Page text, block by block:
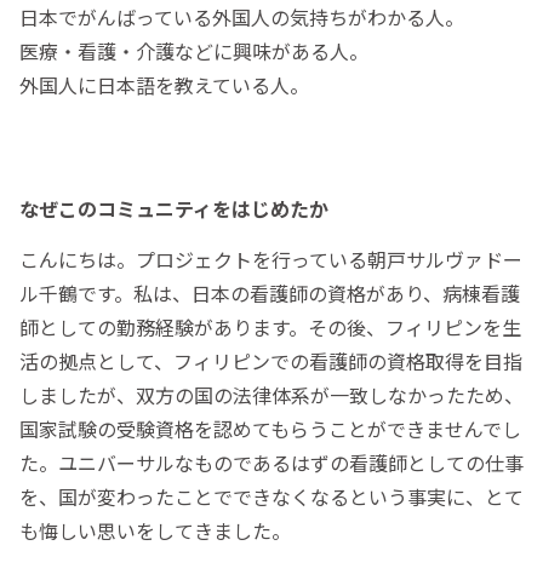
日本でがんばっている外国人の気持ちがわかる人。
医療・看護・介護などに興味がある人。
外国人に日本語を教えている人。
なぜこのコミュニティをはじめたか
こんにちは。プロジェクトを行っている朝戸サルヴァドー
ル千鶴です。私は、日本の看護師の資格があり、病棟看護
師としての勤務経験があります。その後、フィリピンを生
活の拠点として、フィリピンでの看護師の資格取得を目指
しましたが、双方の国の法律体系が一致しなかったため、
国家試験の受験資格を認めてもらうことができませんでし
た。ユニバーサルなものであるはずの看護師としての仕事
を、国が変わったことでできなくなるという事実に、とて
も悔しい思いをしてきました。